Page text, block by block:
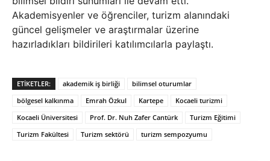
Akademisyenler ve öğrenciler, turizm alanındaki
güncel gelişmeler ve araştırmalar üzerine
hazırladıkları bildirileri katılımcılarla paylaştı.
ETIKETLER: akademik iş birliği
bilimsel oturumlar
bölgesel kalkınma
Emrah Özkul Kartepe
Kocaeli turizmi
Kocaeli Üniversitesi
Prof. Dr. Nuh Zafer Cantürk
Turizm Eğitimi
Turizm Fakültesi
Turizm sektörü turizm sempozyumu